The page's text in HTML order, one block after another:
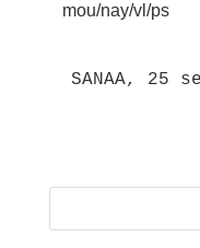
mou/nay/vl/ps
SANAA, 25